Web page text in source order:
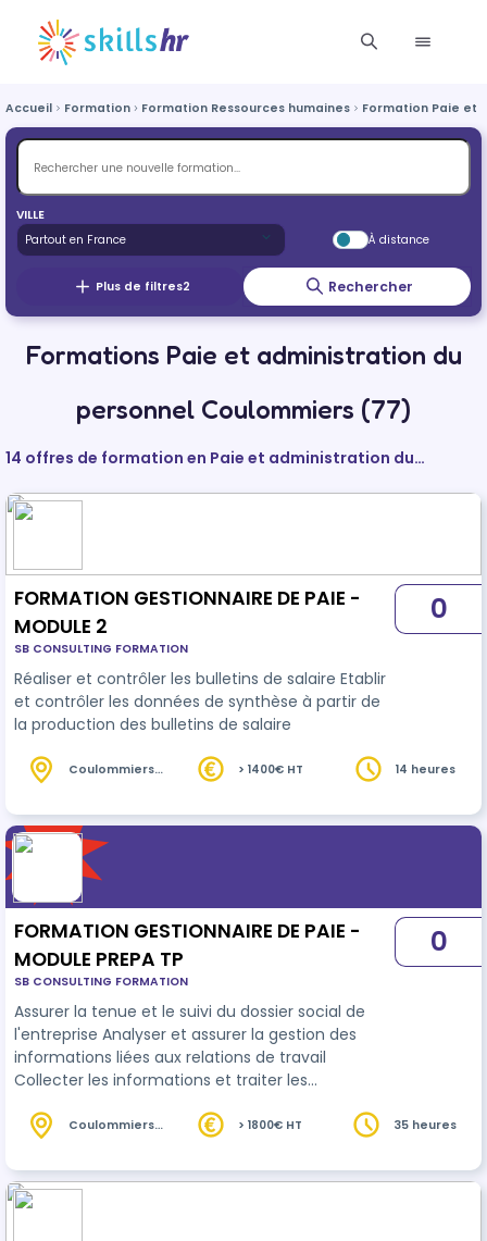
Accueil Formation Formation Ressources humaines Formation Paie et
VILLE
À distance
Plus de filtres2 Rechercher
Formations Paie et administration du
personnel Coulommiers (77)
14 offres de formation en Paie et administration du
personnel
FORMATION GESTIONNAIRE DE PAIE -
MODULE 2
SB CONSULTING FORMATION
Réaliser et contrôler les bulletins de salaire Etablir
et contrôler les données de synthèse à partir de
la production des bulletins de salaire
0
Coulommiers
> 1400€ HT 14 heures
FORMATION GESTIONNAIRE DE PAIE -
MODULE PREPA TP
SB CONSULTING FORMATION
Assurer la tenue et le suivi du dossier social de
l'entreprise Analyser et assurer la gestion des
informations liées aux relations de travail
Collecter les informations et traiter les
personnel. Assurer les relations avec le
0
Coulommiers
> 1800€ HT 35 heures